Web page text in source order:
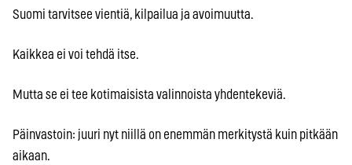
Suomi tarvitsee vientiä, kilpailua ja avoimuutta.
Kaikkea ei voi tehdä itse.
Mutta se ei tee kotimaisista valinnoista yhdentekeviä.
Päinvastoin: juuri nyt niillä on enemmän merkitystä kuin pitkään
aikaan.